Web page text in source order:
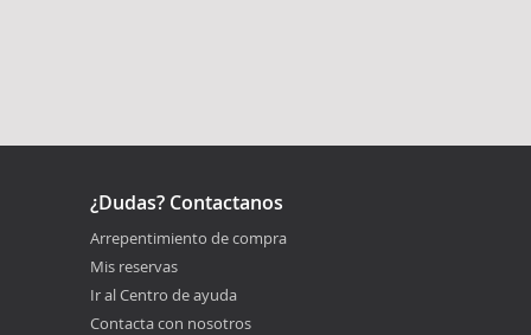
¿Dudas? Contactanos
Arrepentimiento de compra
Mis reservas
Ir al Centro de ayuda
Contacta con nosotros